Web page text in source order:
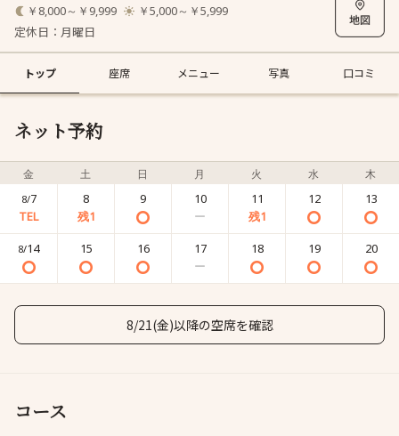
￥8,000～￥9,999 ￥5,000～￥5,999
定休日：月曜日
トップ 座席 メニュー 写真 口コミ
ネット予約
金 土 日 月 火 水 木
8/7 8 9 10 11 12 13
8/14 15 16 17 18 19 20
8/21(金)以降の空席を確認
コース